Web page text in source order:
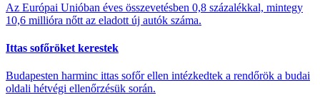
Az Európai Unióban éves összevetésben 0,8 százalékkal, mintegy
10,6 millióra nőtt az eladott új autók száma.
Ittas sofőröket kerestek
Budapesten harminc ittas sofőr ellen intézkedtek a rendőrök a budai
oldali hétvégi ellenőrzésük során.